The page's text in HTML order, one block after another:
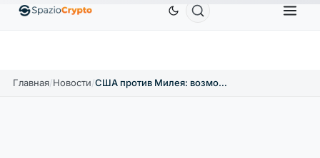
EthereumETH1 880,58 $ Tether USDT0,9991 $ BNBBNB
Главная/Новости/ США против Милея: возможное обвинение в скандале с LIBRA